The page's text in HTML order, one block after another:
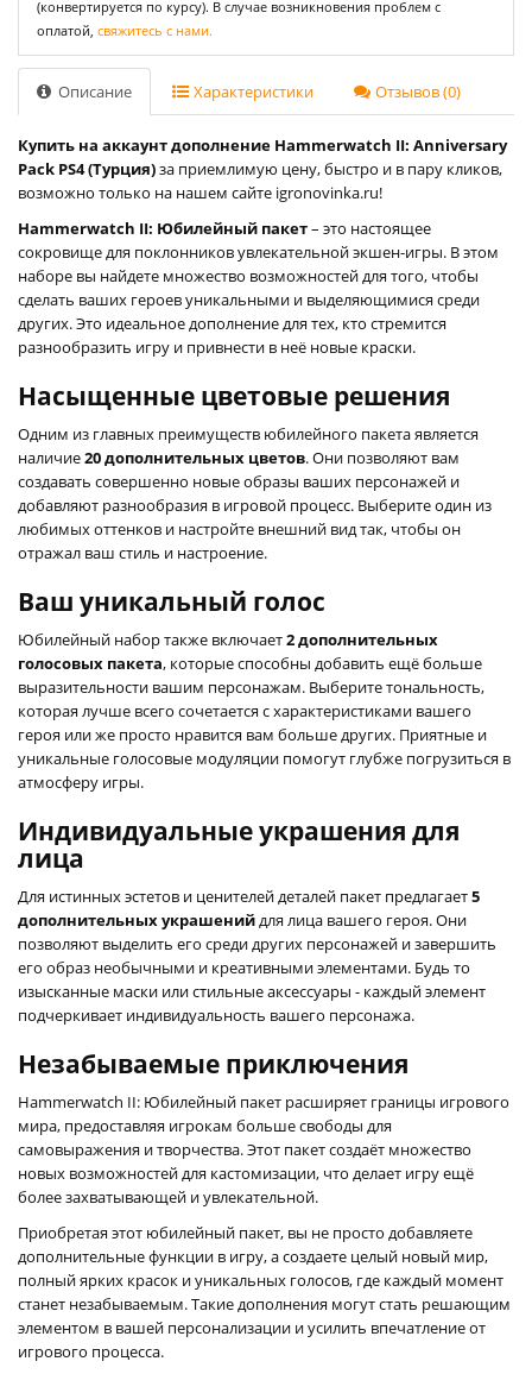
(конвертируется по курсу). В случае возникновения проблем с
оплатой, свяжитесь с нами.
Описание Характеристики Отзывов (0)
Купить на аккаунт дополнение Hammerwatch II: Anniversary
Pack PS4 (Турция)за приемлимую цену, быстро и в пару кликов,
возможно только на нашем сайте igronovinka.ru!
Hammerwatch II: Юбилейный пакет– это настоящее
сокровище для поклонников увлекательной экшен-игры. В этом
наборе вы найдете множество возможностей для того, чтобы
сделать ваших героев уникальными и выделяющимися среди
других. Это идеальное дополнение для тех, кто стремится
разнообразить игру и привнести в неё новые краски.
Насыщенные цветовые решения
Одним из главных преимуществ юбилейного пакета является
наличие20 дополнительных цветов. Они позволяют вам
создавать совершенно новые образы ваших персонажей и
добавляют разнообразия в игровой процесс. Выберите один из
любимых оттенков и настройте внешний вид так, чтобы он
отражал ваш стиль и настроение.
Ваш уникальный голос
Юбилейный набор также включает2 дополнительных
голосовых пакета, которые способны добавить ещё больше
выразительности вашим персонажам. Выберите тональность,
которая лучше всего сочетается с характеристиками вашего
героя или же просто нравится вам больше других. Приятные и
уникальные голосовые модуляции помогут глубже погрузиться в
атмосферу игры.
Индивидуальные украшения для
лица
Для истинных эстетов и ценителей деталей пакет предлагает5
дополнительных украшенийдля лица вашего героя. Они
позволяют выделить его среди других персонажей и завершить
его образ необычными и креативными элементами. Будь то
изысканные маски или стильные аксессуары - каждый элемент
подчеркивает индивидуальность вашего персонажа.
Незабываемые приключения
Hammerwatch II: Юбилейный пакет расширяет границы игрового
мира, предоставляя игрокам больше свободы для
самовыражения и творчества. Этот пакет создаёт множество
новых возможностей для кастомизации, что делает игру ещё
более захватывающей и увлекательной.
Приобретая этот юбилейный пакет, вы не просто добавляете
дополнительные функции в игру, а создаете целый новый мир,
полный ярких красок и уникальных голосов, где каждый момент
станет незабываемым. Такие дополнения могут стать решающим
элементом в вашей персонализации и усилить впечатление от
игрового процесса.